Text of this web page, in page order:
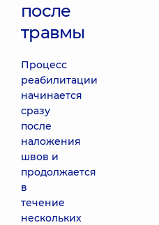
после
травмы
Процесс
реабилитации
начинается
сразу
после
наложения
швов и
продолжается
в
течение
нескольких